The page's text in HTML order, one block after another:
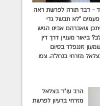
- דבר תורה לפרשת ראה
"לא תבשל גדי
שאברהם אבינו הגיש
ביאור מעניין דרך דין
זוננפלד בסיום
מזרחי בנחל'ה. צפו
הרב עו"ד בצלאל
מזרחי ברעיון לפרשת